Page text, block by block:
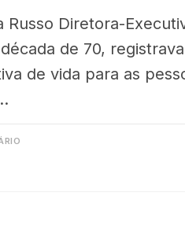
Russo Diretora-
de 70,
de vida para as